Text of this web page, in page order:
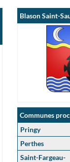
Blason Saint-
Communes
Pringy
Perthes
Saint-Fargeau-